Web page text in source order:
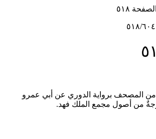
الصفحة ٥١٨
تحميل الصفحة ٥١٨ من المصحف برواية الدوري عن أبي عمرو